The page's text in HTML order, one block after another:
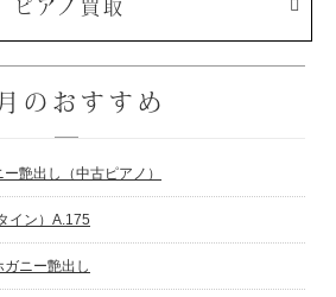
ピアノ買取
のおすすめ
艶出し（中古ピアノ）
イン）A.175
ニー艶出し